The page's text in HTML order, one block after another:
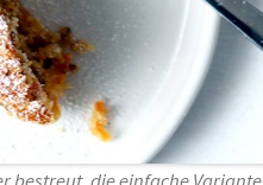
bestreut, die einfache Variante.